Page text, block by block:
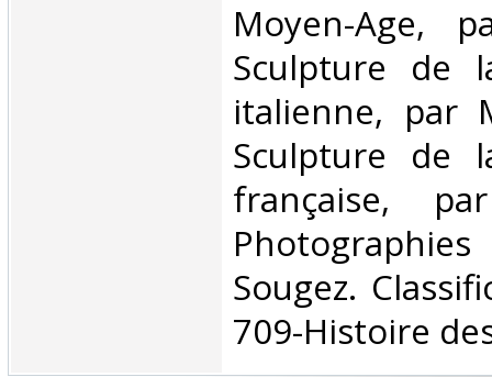
Moyen-Age,
Sculpture de
italienne, par
Sculpture de
française,
Sougez.
709-Histoire